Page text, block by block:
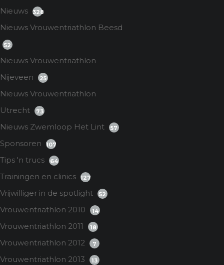
Nieuws 328
Nieuws Vrouwentriathlon Beesd
52
Nieuws Vrouwentriathlon
Nijeveen
25
Nieuws Vrouwentriathlon
Utrecht
73
Nieuws Zwemloop Het Lint 57
Sponsoren 107
Tips 'n trucs 64
Trainingen en clinics 127
Vrijwilliger in de spotlight 52
Vrouwentriathlon 2010 14
Vrouwentriathlon 2011 18
Vrouwentriathlon 2012 7
Vrouwentriathlon 2013 13